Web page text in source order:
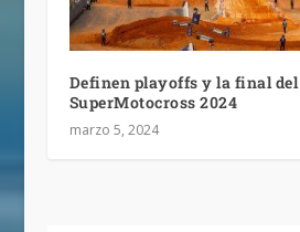
Definen playoffs y la final del
SuperMotocross 2024
marzo 5, 2024